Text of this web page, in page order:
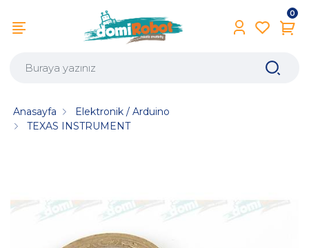
0
Anasayfa
Elektronik / Arduino
TEXAS INSTRUMENT